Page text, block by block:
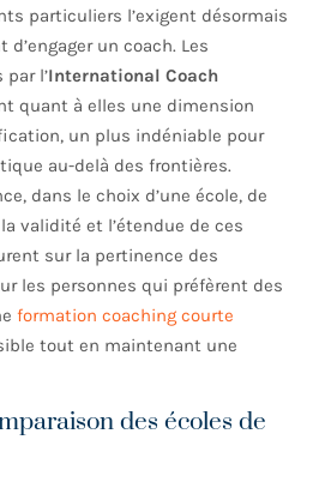
particuliers l’exigent désormais
un coach. Les
l’International Coach
quant à elles une dimension
un plus indéniable pour
au-delà des frontières.
dans le choix d’une école, de
validité et l’étendue de ces
sur la pertinence des
les personnes qui préfèrent des
formation coaching courte
tout en maintenant une
des écoles de